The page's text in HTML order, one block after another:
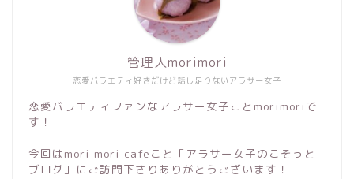
恋愛バラエティ好きだけど話し足りないアラサー女子
管理人morimori
恋愛バラエティファンなアラサー女子ことmorimoriで
す！
今回はmori mori cafeこと「アラサー女子のこそっと
ブログ」にご訪問下さりありがとうございます！